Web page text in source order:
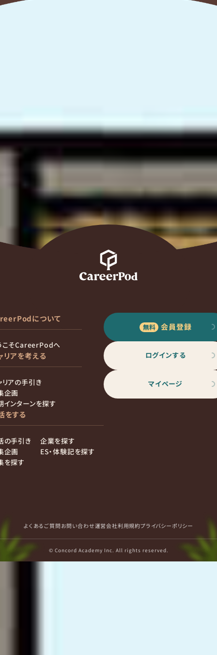
について
こそCareerPodへ
リアを考える
リアの手引き
企画
インターンを探す
をする
の手引き
企画
を探す
企業を探す
ES・体験記を探す
会員登録
ログインする
マイページ
よくあるご質問お問い合わせ運営会社利用規約プライバシーポリシー
© Concord Academy Inc. All rights reserved.